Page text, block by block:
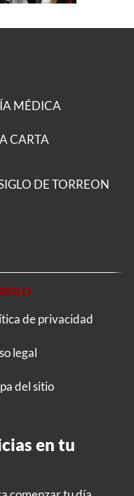
MÉDICA
CARTA
DE TORREON
de privacidad
legal
del sitio
en tu